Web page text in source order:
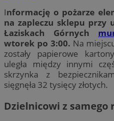
Informację o pożarze
na zapleczu sklepu przy
Łaziskach Górnych
wtorek po 3:00. Na
zostały papierowe
uległa między innymi
skrzynka z
sięgnęła 32 tysięcy złotych.
Dzielnicowi z